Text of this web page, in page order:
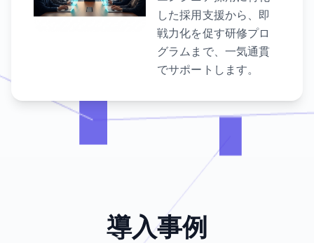
した採用支援から、即
戦力化を促す研修プロ
グラムまで、一気通貫
でサポートします。
導入事例